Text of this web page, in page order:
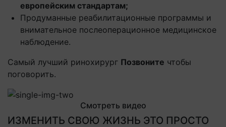
европейским стандартам;
Продуманные реабилитационные программы и
внимательное послеоперационное медицинское
наблюдение.
Самый лучший ринохирург Позвоните чтобы
поговорить.
Смотреть видео
ИЗМЕНИТЬ СВОЮ ЖИЗНЬ ЭТО ПРОСТО